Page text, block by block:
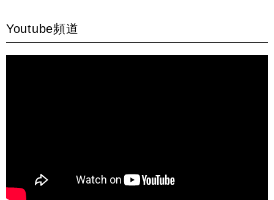
Youtube頻道